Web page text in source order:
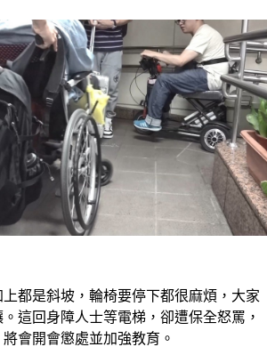
都是斜坡，輪椅要停下都很麻煩，大家
這回身障人士等電梯，卻遭保全怒罵，
會開會懲處並加強教育。